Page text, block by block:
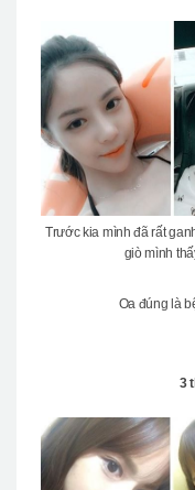
Trước kia mình đã rất
giò mình
Oa đúng là
3